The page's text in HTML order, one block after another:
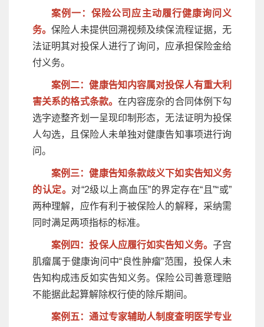
案例一：保险公司应主动履行健康询问义
务。保险人未提供回溯视频及续保流程证据，无
法证明其对投保人进行了询问，应承担保险金给
付义务。
案例二：健康告知内容属对投保人有重大利
害关系的格式条款。 在内容庞杂的合同体例下勾
选字迹整齐划一呈现印制形态，无法证明为投保
人勾选，且保险人未单独对健康告知事项进行询
问。
案例三：健康告知条款歧义下如实告知义务
的认定。 对“2级以上高血压”的界定存在“且”“或”
两种理解，应作有利于被保险人的解释，采纳需
同时满足两项指标的标准。
案例四：投保人应履行如实告知义务。 子宫
肌瘤属于健康询问中“良性肿瘤”范围，投保人未
告知构成违反如实告知义务。保险公司善意理赔
不能据此起算解除权行使的除斥期间。
案例五：通过专家辅助人制度查明医学专业